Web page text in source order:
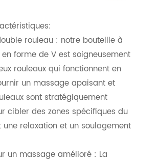
rouleau : notre bouteille à
forme de V est soigneusement
rouleaux qui fonctionnent en
un massage apaisant et
sont stratégiquement
cibler des zones spécifiques du
une relaxation et un soulagement
un massage amélioré : La